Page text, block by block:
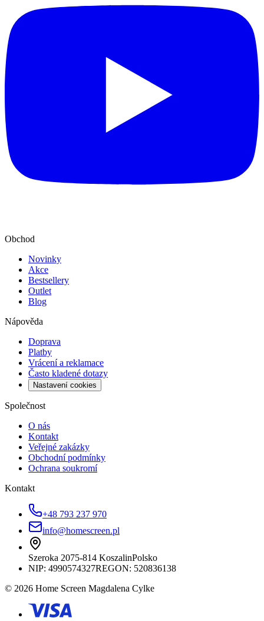
Obchod
Novinky
Akce
Bestsellery
Outlet
Blog
Nápověda
Doprava
Platby
Vrácení a reklamace
Často kladené dotazy
Nastavení cookies
Společnost
O nás
Kontakt
Veřejné zakázky
Obchodní podmínky
Ochrana soukromí
Kontakt
+48 793 237 970
info@homescreen.pl
Szeroka 2075-814 KoszalinPolsko
NIP: 4990574327REGON: 520836138
© 2026 Home Screen Magdalena Cylke